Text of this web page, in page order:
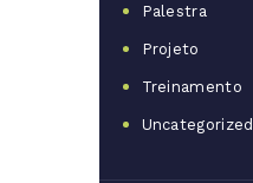
Palestra
Projeto
Treinamento
Uncategorized